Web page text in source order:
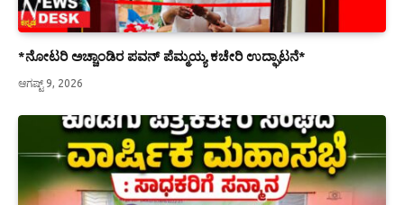
*ನೋಟರಿ ಅಚ್ಚಾಂಡಿರ ಪವನ್ ಪೆಮ್ಮಯ್ಯ ಕಚೇರಿ ಉದ್ಘಾಟನೆ*
ಆಗಷ್ಟ್ 9, 2026